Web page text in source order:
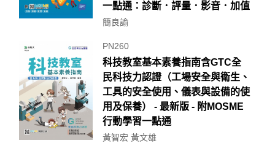
一點通：診斷．評量．影音．加值
簡良諭
PN260
科技教室基本素養指南含GTC全
民科技力認證（工場安全與衛生、
工具的安全使用、儀表與設備的使
用及保養） - 最新版 - 附MOSME
行動學習一點通
黃智宏 黃文雄